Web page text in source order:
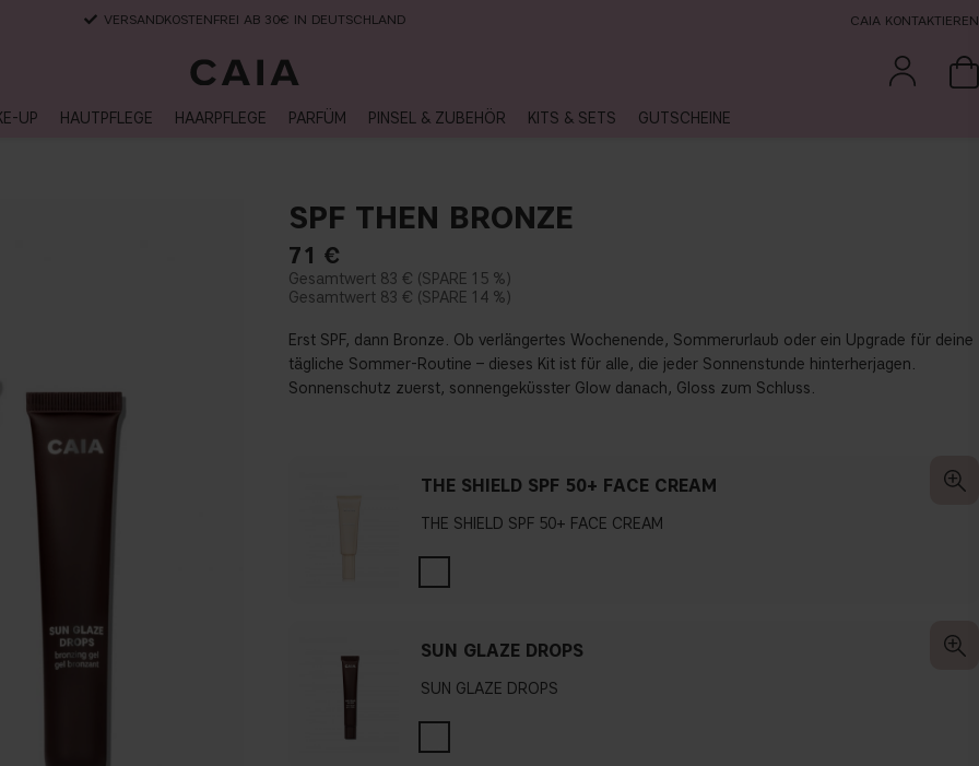
VERSANDKOSTENFREI AB 30€ IN DEUTSCHLAND CAIA KONTAKTIEREN
UP HAUTPFLEGE HAARPFLEGE PARFÜM PINSEL & ZUBEHÖR KITS & SETS GUTSCHEINE
SPF THEN BRONZE
71 €
83 €
15 %
83 €
14 %
Erst SPF, dann Bronze. Ob verlängertes Wochenende, Sommerurlaub oder ein Upgrade für deine
tägliche Sommer-Routine – dieses Kit ist für alle, die jeder Sonnenstunde hinterherjagen.
Sonnenschutz zuerst, sonnengeküsster Glow danach, Gloss zum Schluss.
THE SHIELD SPF 50+ FACE CREAM
THE SHIELD SPF 50+ FACE CREAM
SUN GLAZE DROPS
SUN GLAZE DROPS